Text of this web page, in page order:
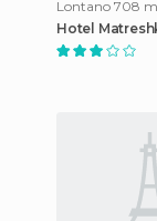
Lontano 708 m
Hotel